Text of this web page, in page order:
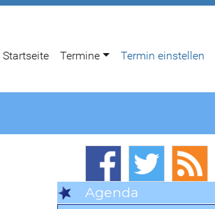
Startseite Termine Termin einstellen
Agenda